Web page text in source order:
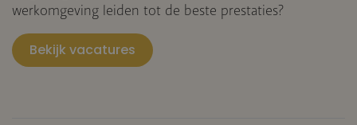
werkomgeving leiden tot de beste prestaties?
Bekijk vacatures